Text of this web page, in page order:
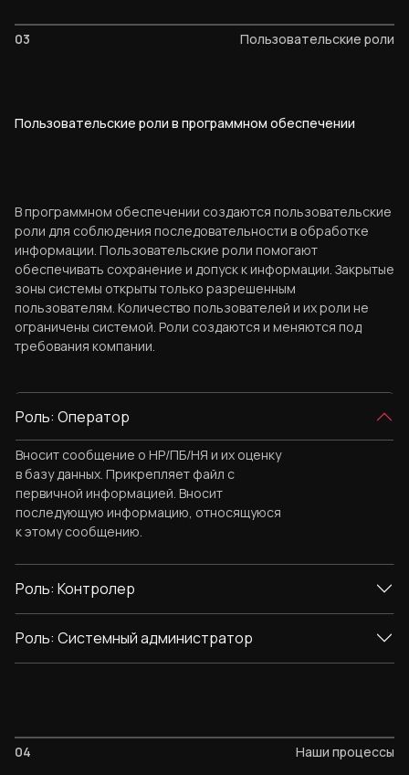
03 Пользовательские роли
Пользовательские роли в программном обеспечении
В программном обеспечении создаются пользовательские
роли для соблюдения последовательности в обработке
информации. Пользовательские роли помогают
обеспечивать сохранение и допуск к информации. Закрытые
зоны системы открыты только разрешенным
пользователям. Количество пользователей и их роли не
ограничены системой. Роли создаются и меняются под
требования компании.
Роль: Оператор
Вносит сообщение о НР/ПБ/НЯ и их оценку
в базу данных. Прикрепляет файл с
первичной информацией. Вносит
последующую информацию, относящуюся
к этому сообщению.
Роль: Контролер
Роль: Системный администратор
04 Наши процессы